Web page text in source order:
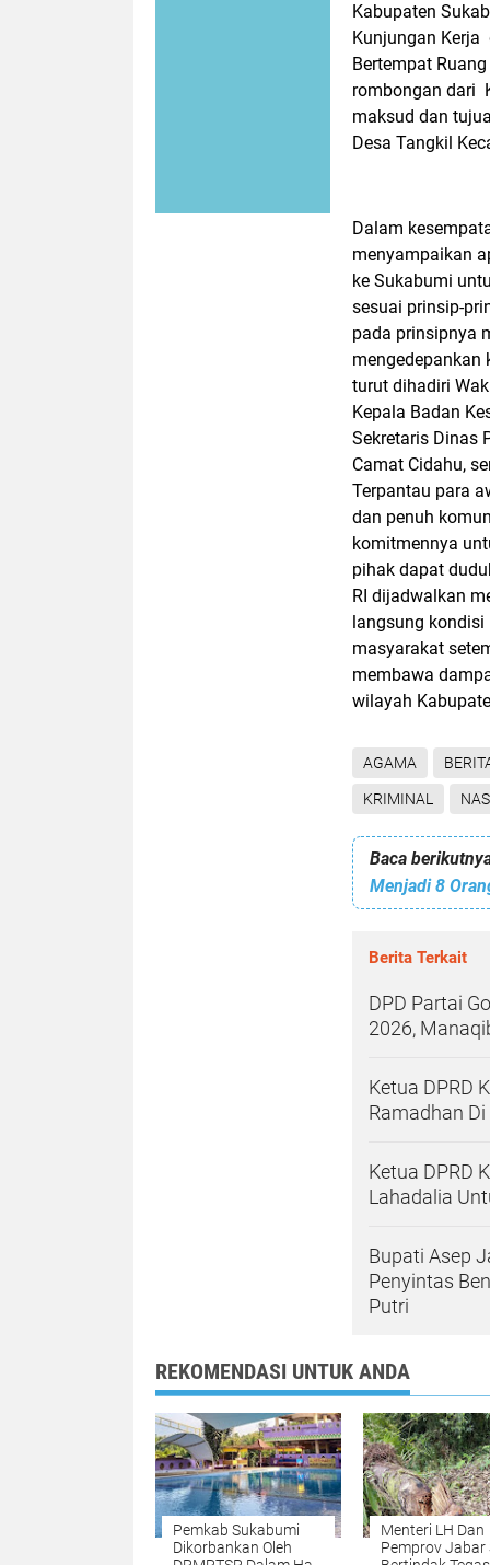
Kabupaten
Kunjungan Kerja
Bertempat
rombongan dari
maksud dan
Desa Tangkil
Dalam
menyampaikan
ke Sukabumi
sesuai prinsip-
pada prinsipnya
mengedepankan
turut dihadiri
Kepala Badan
Sekretaris Dinas
Camat Cidahu,
Terpantau para
dan penuh
komitmennya
pihak dapat
RI dijadwalkan
langsung kondisi
masyarakat
membawa
wilayah
AGAMA
KRIMINAL
Baca
Berita Terkait
DPD Partai
2026,
Ketua DPRD
Ramadhan
Ketua DPRD
Lahadalia
Bupati Asep
Penyintas
Putri
REKOMENDASI UNTUK ANDA
Pemkab Sukabumi
Dikorbankan Oleh
Menteri LH Dan
Pemprov Jabar